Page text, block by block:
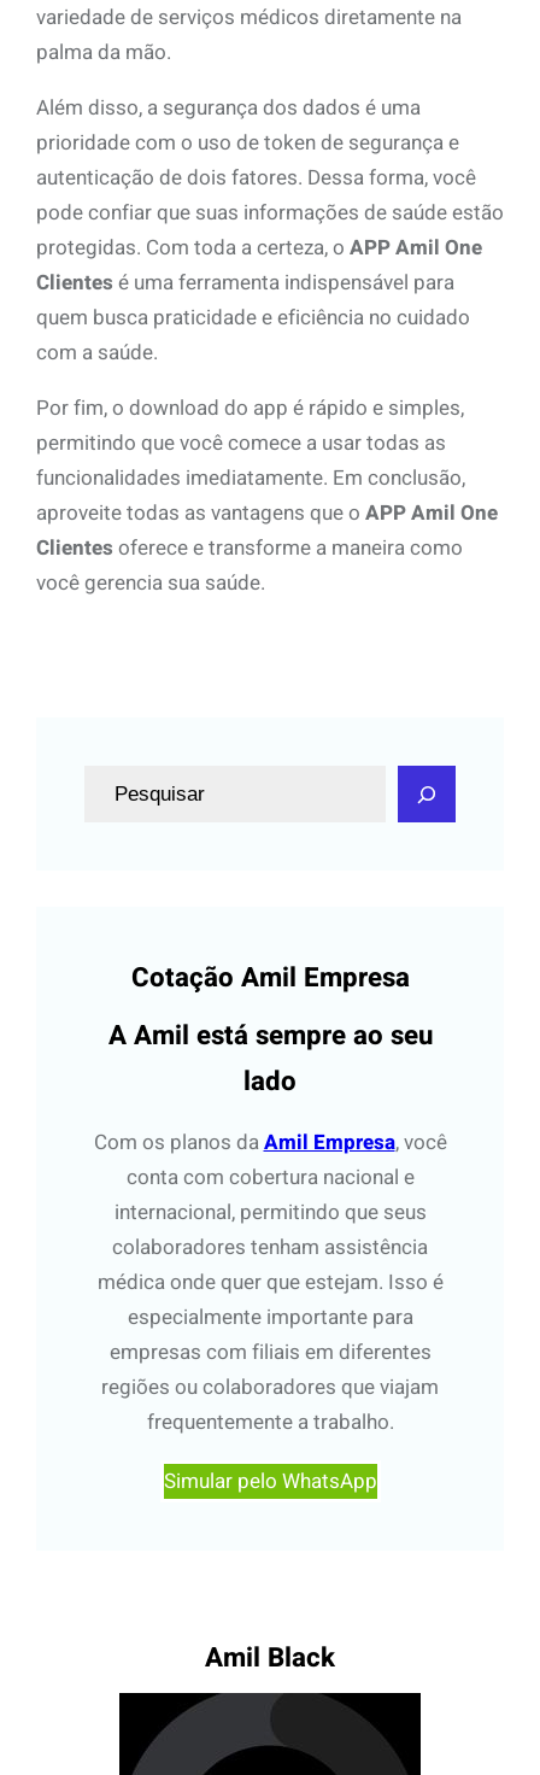
variedade de serviços médicos diretamente na
palma da mão.
Além disso, a segurança dos dados é uma
prioridade com o uso de token de segurança e
autenticação de dois fatores. Dessa forma, você
pode confiar que suas informações de saúde estão
protegidas. Com toda a certeza, o APP Amil One
Clientes é uma ferramenta indispensável para
quem busca praticidade e eficiência no cuidado
com a saúde.
Por fim, o download do app é rápido e simples,
permitindo que você comece a usar todas as
funcionalidades imediatamente. Em conclusão,
aproveite todas as vantagens que o APP Amil One
Clientes oferece e transforme a maneira como
você gerencia sua saúde.
Cotação Amil Empresa
A Amil está sempre ao seu
lado
Com os planos daAmil Empresa, você
conta com cobertura nacional e
internacional, permitindo que seus
colaboradores tenham assistência
médica onde quer que estejam. Isso é
especialmente importante para
empresas com filiais em diferentes
regiões ou colaboradores que viajam
frequentemente a trabalho.
Simular pelo WhatsApp
Amil Black